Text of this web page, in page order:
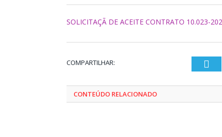
SOLICITAÇÃ DE ACEITE CONTRATO 10.023-
COMPARTILHAR:
CONTEÚDO RELACIONADO